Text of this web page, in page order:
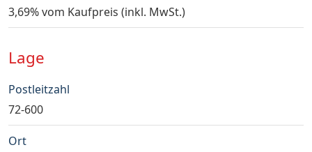
3,69% vom Kaufpreis (inkl. MwSt.)
Lage
Postleitzahl
72-600
Ort